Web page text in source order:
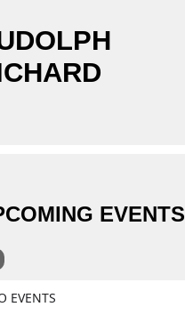
EVENTS
EVENTS